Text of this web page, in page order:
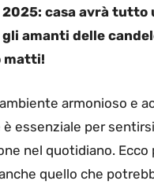
casa avrà tutto
amanti delle
matti!
armonioso e
è essenziale per
nel quotidiano. Ecco
quello che